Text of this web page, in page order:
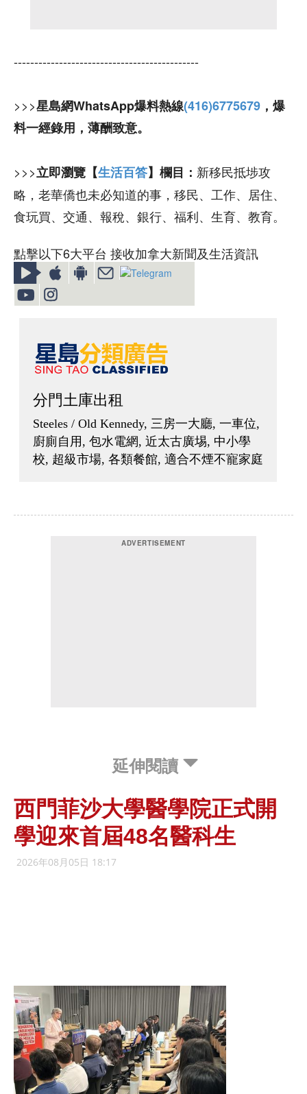
---------------------------------------------
>>>星島網WhatsApp爆料熱線(416)6775679 ，爆
料一經錄用，薄酬致意。
>>>立即瀏覽【生活百答】欄目： 新移民抵埗攻
略，老華僑也未必知道的事，移民、工作、居住、
食玩買、交通、報稅、銀行、福利、生育、教育。
點擊以下6大平台 接收加拿大新聞及生活資訊
延伸閱讀
西門菲沙大學醫學院正式開
學迎來首屆48名醫科生
2026年08月05日 18:17